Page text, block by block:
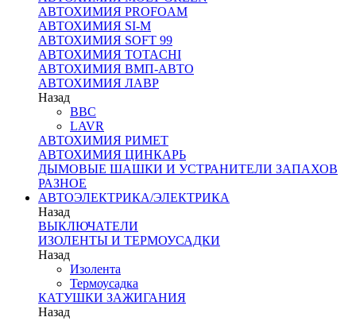
АВТОХИМИЯ PROFOAM
АВТОХИМИЯ SI-M
АВТОХИМИЯ SOFT 99
АВТОХИМИЯ TOTACHI
АВТОХИМИЯ ВМП-АВТО
АВТОХИМИЯ ЛАВР
Назад
BBC
LAVR
АВТОХИМИЯ РИМЕТ
АВТОХИМИЯ ЦИНКАРЬ
ДЫМОВЫЕ ШАШКИ И УСТРАНИТЕЛИ ЗАПАХОВ
РАЗНОЕ
АВТОЭЛЕКТРИКА/ЭЛЕКТРИКА
Назад
ВЫКЛЮЧАТЕЛИ
ИЗОЛЕНТЫ И ТЕРМОУСАДКИ
Назад
Изолента
Термоусадка
КАТУШКИ ЗАЖИГАНИЯ
Назад